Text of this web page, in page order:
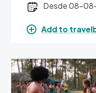
Desde 08-
Add to
Image